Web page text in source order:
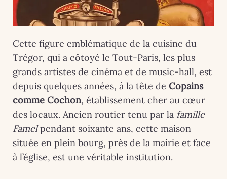
Cette figure emblématique de la cuisine du
Trégor, qui a côtoyé le Tout-Paris, les plus
grands artistes de cinéma et de music-hall, est
depuis quelques années, à la tête de Copains
comme Cochon, établissement cher au cœur
des locaux. Ancien routier tenu par la famille
Famelpendant soixante ans, cette maison
située en plein bourg, près de la mairie et face
à l’église, est une véritable institution.